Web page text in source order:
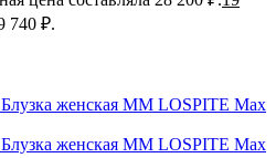
740 ₽.